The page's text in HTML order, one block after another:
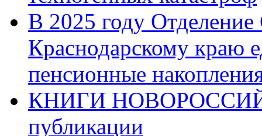
В 2025 году
Краснодарскому краю
пенсионные
КНИГИ
публикации